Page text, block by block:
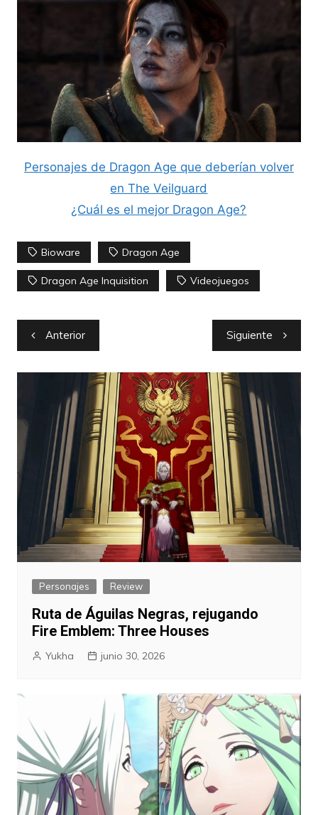
Personajes de Dragon Age que deberían volver
en The Veilguard
¿Cuál es el mejor Dragon Age?
Bioware Dragon Age
Dragon Age Inquisition Videojuegos
Navegación
de
entradas
Anterior Siguiente
Personajes Review
Ruta de Águilas Negras, rejugando
Fire Emblem: Three Houses
Yukha junio 30, 2026